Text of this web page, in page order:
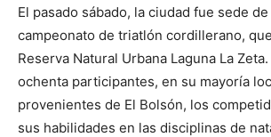
El pasado sábado, la ciudad fue sede
campeonato de triatlón cordillerano,
Reserva Natural Urbana Laguna La
ochenta participantes, en su mayoría
provenientes de El Bolsón, los
sus habilidades en las disciplinas de